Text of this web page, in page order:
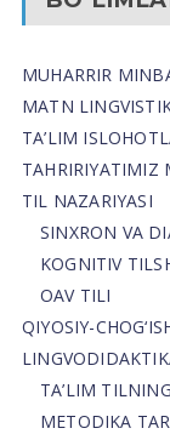
MUHARRIR
MATN
TA’LIM
TAHRIRIYATIMIZ
TIL NAZARIYASI
SINXRON VA
KOGNITIV
OAV TILI
QIYOSIY-
TA’LIM
METODIKA